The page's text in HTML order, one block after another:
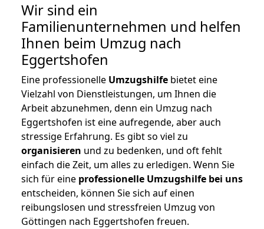
Wir sind ein
Familienunternehmen und helfen
Ihnen beim Umzug nach
Eggertshofen
Eine professionelle Umzugshilfe bietet eine
Vielzahl von Dienstleistungen, um Ihnen die
Arbeit abzunehmen, denn ein Umzug nach
Eggertshofen ist eine aufregende, aber auch
stressige Erfahrung. Es gibt so viel zu
organisieren und zu bedenken, und oft fehlt
einfach die Zeit, um alles zu erledigen. Wenn Sie
sich für eine professionelle Umzugshilfe bei uns
entscheiden, können Sie sich auf einen
reibungslosen und stressfreien Umzug von
Göttingen nach Eggertshofen freuen.